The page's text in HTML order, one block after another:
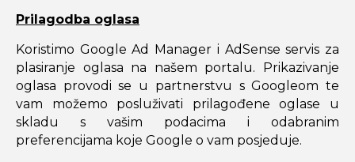
Prilagodba oglasa
Koristimo Google Ad Manager i AdSense servis za
plasiranje oglasa na našem portalu. Prikazivanje
oglasa provodi se u partnerstvu s Googleom te
vam možemo posluživati prilagođene oglase u
skladu s vašim podacima i odabranim
preferencijama koje Google o vam posjeduje.